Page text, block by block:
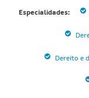
Especialidades:
Dereito e